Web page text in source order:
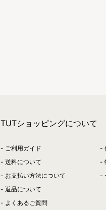
TUTショッピングについて
ご利用ガイド
送料について
お支払い方法について
返品について
よくあるご質問